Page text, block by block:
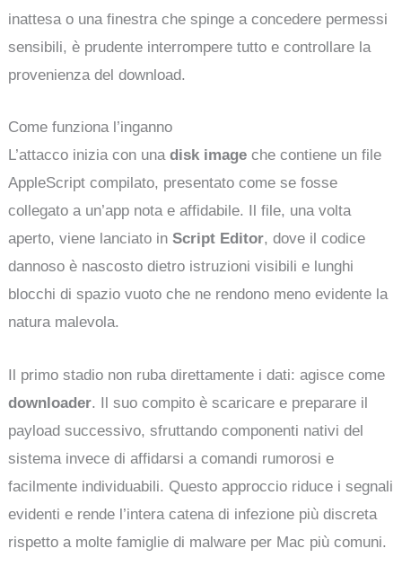
inattesa o una finestra che spinge a concedere permessi
sensibili, è prudente interrompere tutto e controllare la
provenienza del download.
Come funziona l’inganno
L’attacco inizia con unadisk image che contiene un file
AppleScript compilato, presentato come se fosse
collegato a un’app nota e affidabile. Il file, una volta
aperto, viene lanciato inScript Editor, dove il codice
dannoso è nascosto dietro istruzioni visibili e lunghi
blocchi di spazio vuoto che ne rendono meno evidente la
natura malevola.
Il primo stadio non ruba direttamente i dati: agisce come
downloader. Il suo compito è scaricare e preparare il
payload successivo, sfruttando componenti nativi del
sistema invece di affidarsi a comandi rumorosi e
facilmente individuabili. Questo approccio riduce i segnali
evidenti e rende l’intera catena di infezione più discreta
rispetto a molte famiglie di malware per Mac più comuni.